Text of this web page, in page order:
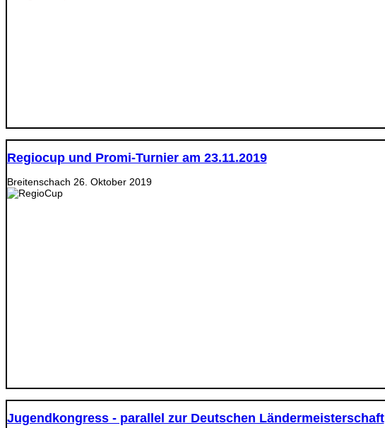
Regiocup und Promi-Turnier am 23.11.2019
Breitenschach 26. Oktober 2019
Jugendkongress - parallel zur Deutschen Ländermeisterschaft